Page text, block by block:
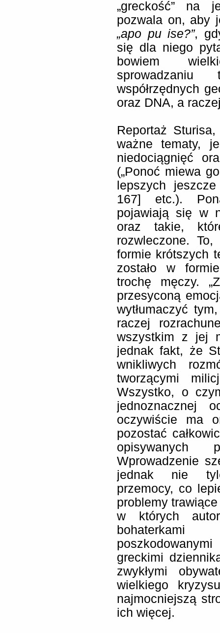
„greckość” na
pozwala on, aby
„apo pu ise?”,
się dla niego
bowiem
sprowadzaniu
współrzędnych
oraz DNA, a
Reportaż
ważne tematy,
niedociągnięć
(„Ponoć miewa
lepszych
167] etc.).
pojawiają się w
oraz takie,
rozwleczone.
formie krótszych
zostało w
trochę męczy.
przesyconą
wytłumaczyć
raczej
wszystkim z jej
jednak fakt, że
wnikliwych
tworzącymi
Wszystko, o
jednoznacznej
oczywiście ma
pozostać
opisywanych
Wprowadzenie
jednak nie
przemocy, co
problemy
w których
greckimi
zwykłymi
wielkiego
najmocniejszą
ich więcej.